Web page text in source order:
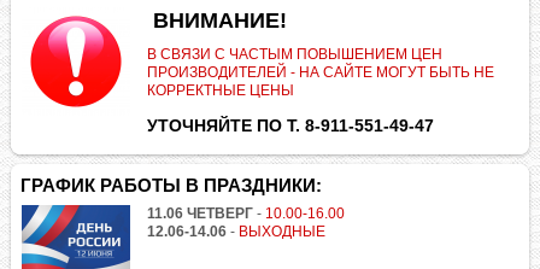
ВНИМАНИЕ!
В СВЯЗИ С ЧАСТЫМ ПОВЫШЕНИЕМ ЦЕН
ПРОИЗВОДИТЕЛЕЙ - НА САЙТЕ МОГУТ БЫТЬ НЕ
КОРРЕКТНЫЕ ЦЕНЫ
УТОЧНЯЙТЕ ПО Т. 8-911-551-49-47
ГРАФИК РАБОТЫ В ПРАЗДНИКИ:
11.06 ЧЕТВЕРГ - 10.00-16.00
12.06-14.06 - ВЫХОДНЫЕ